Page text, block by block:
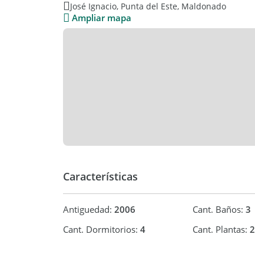
Medida: SUITES : 2
José Ignacio, Punta del Este, Maldonado
Ampliar mapa
Características
Antiguedad: 2006 Cant. Baños: 3
Cant. Dormitorios: 4 Cant. Plantas: 2